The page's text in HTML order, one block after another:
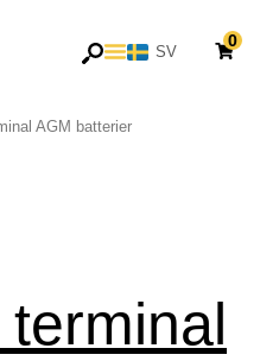
SV
EN
0
AGM batterier